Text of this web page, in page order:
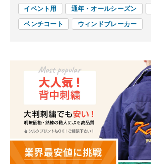
イベント用 通年・オールシーズン
ベンチコート ウィンドブレーカー